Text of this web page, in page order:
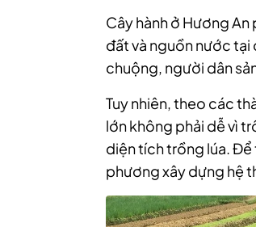
Cây hành ở Hương
đất và nguồn nước
chuộng, người dân
Tuy nhiên, theo các
lớn không phải dễ vì
diện tích trồng lúa. Để
phương xây dựng hệ